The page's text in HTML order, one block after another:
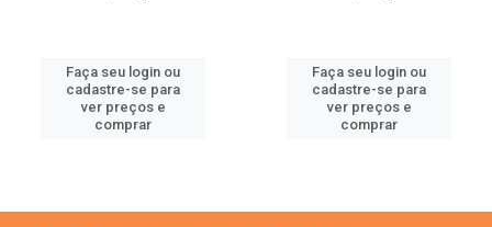
Faça seu login ou
cadastre-se para
ver preços e
comprar
Faça seu login ou
cadastre-se para
ver preços e
comprar